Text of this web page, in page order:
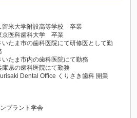
留米大学附設高等学校 卒業
京医科歯科大学 卒業
いたま市の歯科医院にて研修医として勤
いたま市内の歯科医院にて勤務
庫県の歯科医院にて勤務
Dental Office くりさき歯科 開業
プラント学会